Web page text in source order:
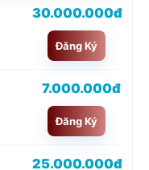
30.000.000đ
Đăng Ký
7.000.000đ
Đăng Ký
25.000.000đ